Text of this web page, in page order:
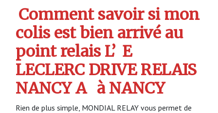
Comment savoir si mon
colis est bien arrivé au
point relais L’ E
LECLERC DRIVE RELAIS
NANCY A à NANCY
Rien de plus simple, MONDIAL RELAY vous permet de